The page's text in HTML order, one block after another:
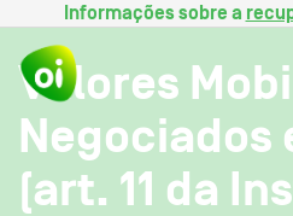
Informações sobre a
Valores
Negociados
(art. 11 da